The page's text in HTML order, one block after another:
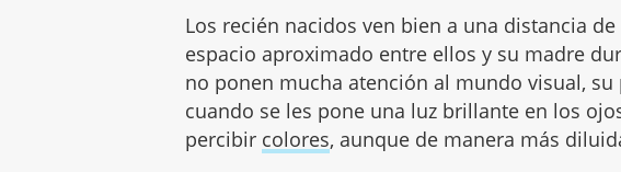
Los recién nacidos ven bien a una distancia
espacio aproximado entre ellos y su madre
no ponen mucha atención al mundo visual,
cuando se les pone una luz brillante en los
percibir colores, aunque de manera más